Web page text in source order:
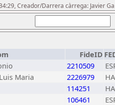
Creador/Darrera càrrega: Javier
FideID
2210509
Maria 2226979
HA
114251
HA
106461